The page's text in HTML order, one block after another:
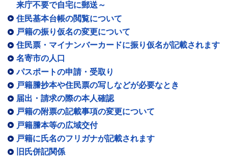
来庁不要で自宅に郵送～
住民基本台帳の閲覧について
戸籍の振り仮名の変更について
住民票・マイナンバーカードに振り仮名が記載されます
名寄市の人口
パスポートの申請・受取り
戸籍謄抄本や住民票の写しなどが必要なとき
届出・請求の際の本人確認
戸籍の附票の記載事項の変更について
戸籍謄本等の広域交付
戸籍に氏名のフリガナが記載されます
旧氏併記関係